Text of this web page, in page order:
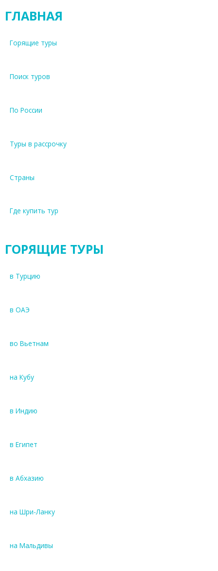
ГЛАВНАЯ
Горящие туры
Поиск туров
По России
Туры в рассрочку
Страны
Где купить тур
ГОРЯЩИЕ ТУРЫ
в Турцию
в ОАЭ
во Вьетнам
на Кубу
в Индию
в Египет
в Абхазию
на Шри-Ланку
на Мальдивы